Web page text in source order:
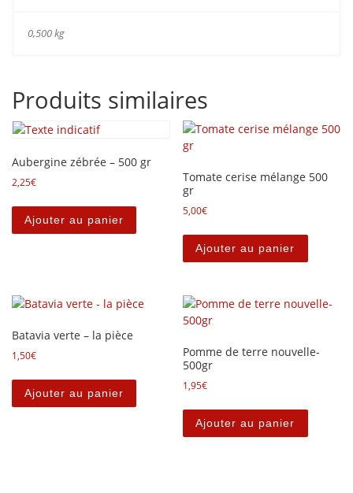
0,500 kg
Produits similaires
Aubergine zébrée – 500 gr
2,25€
Ajouter au panier
Tomate cerise mélange 500
gr
5,00€
Ajouter au panier
Batavia verte – la pièce
1,50€
Ajouter au panier
Pomme de terre nouvelle-
500gr
1,95€
Ajouter au panier